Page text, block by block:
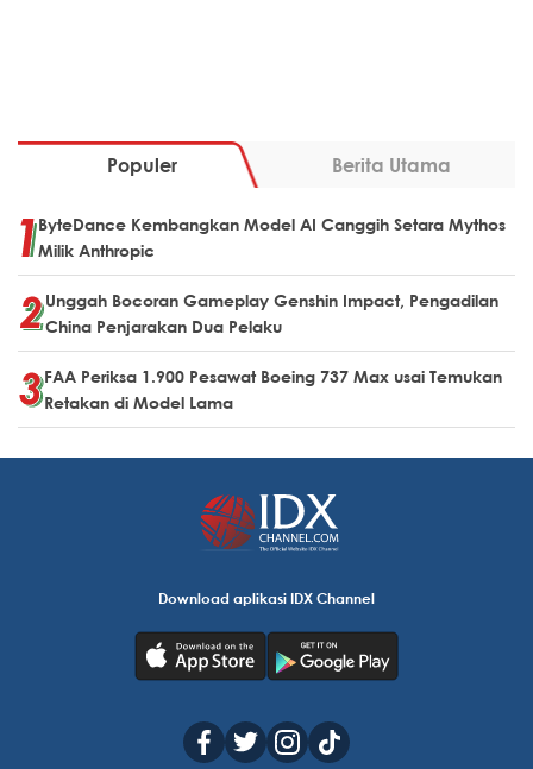
Populer Berita Utama
ByteDance Kembangkan Model AI Canggih Setara Mythos
Milik Anthropic
Unggah Bocoran Gameplay Genshin Impact, Pengadilan
China Penjarakan Dua Pelaku
FAA Periksa 1.900 Pesawat Boeing 737 Max usai Temukan
Retakan di Model Lama
Download aplikasi IDX Channel